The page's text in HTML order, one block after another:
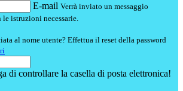
E-mail Verrà inviato un messaggio
istruzioni necessarie.
al nome utente? Effettua il reset della password
di controllare la casella di posta elettronica!